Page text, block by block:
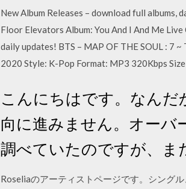
New Album Releases – download full
Floor Elevators Album: You And I And Me
daily updates! BTS – MAP OF THE SOUL : 7
2020 Style: K-Pop Format: MP3 320Kbps Size
こんにちはです。なん
向に進みません。オーバ
調べていたのですが、ま
Roseliaのアーティストページです。シング